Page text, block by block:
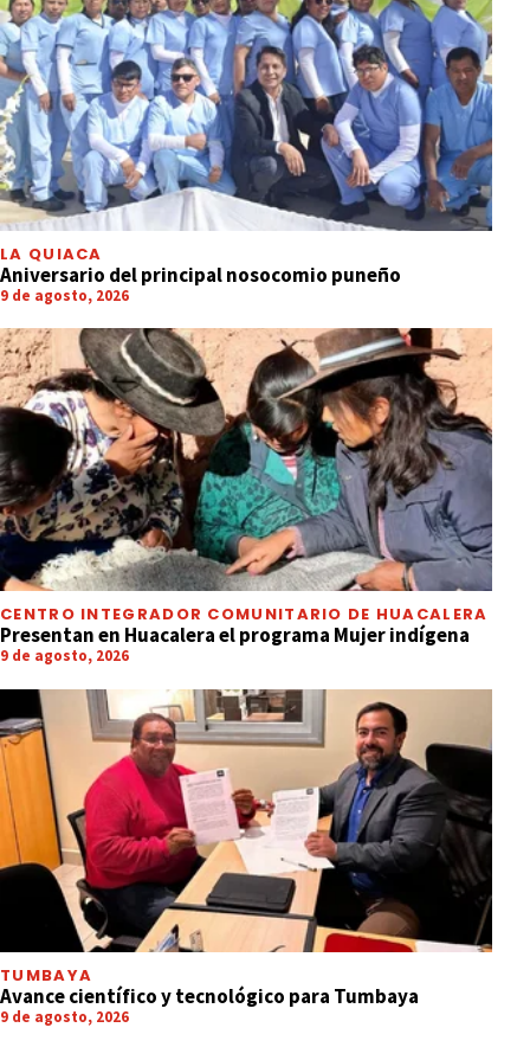
LA QUIACA
Aniversario del principal nosocomio puneño
9 de agosto, 2026
CENTRO INTEGRADOR COMUNITARIO DE HUACALERA
Presentan en Huacalera el programa Mujer indígena
9 de agosto, 2026
TUMBAYA
Avance científico y tecnológico para Tumbaya
9 de agosto, 2026